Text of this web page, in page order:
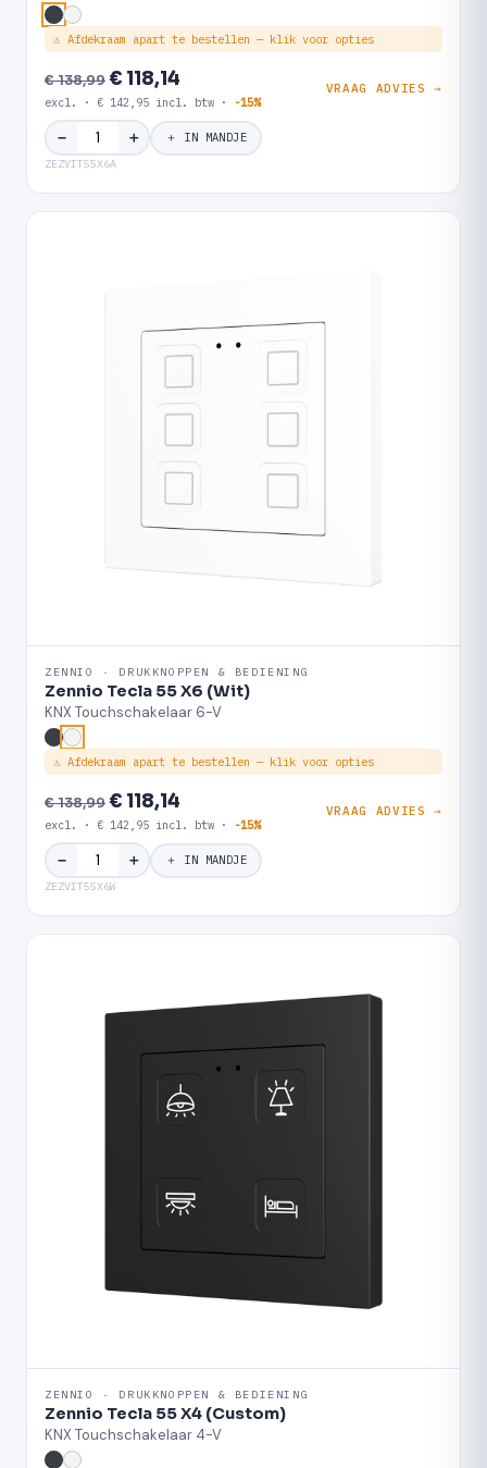
⚠ Afdekraam apart te bestellen — klik voor opties
€ 138,99€ 118,14
excl. · € 142,95 incl. btw · -15%
VRAAG ADVIES →
− ＋ ＋ IN MANDJE
ZEZVIT55X6A
ZENNIO · DRUKKNOPPEN & BEDIENING
Zennio Tecla 55 X6 (Wit)
KNX Touchschakelaar 6-V
⚠ Afdekraam apart te bestellen — klik voor opties
€ 138,99€ 118,14
excl. · € 142,95 incl. btw · -15%
VRAAG ADVIES →
− ＋ ＋ IN MANDJE
ZEZVIT55X6W
ZENNIO · DRUKKNOPPEN & BEDIENING
Zennio Tecla 55 X4 (Custom)
KNX Touchschakelaar 4-V